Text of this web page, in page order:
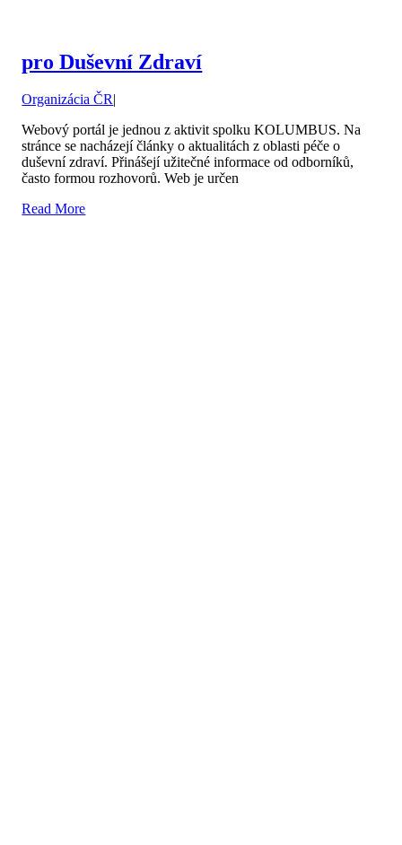
pro Duševní Zdraví
Organizácia ČR|
Webový portál je jednou z aktivit spolku KOLUMBUS. Na
stránce se nacházejí články o aktualitách z oblasti péče o
duševní zdraví. Přinášejí užitečné informace od odborníků,
často formou rozhovorů. Web je určen
Read More